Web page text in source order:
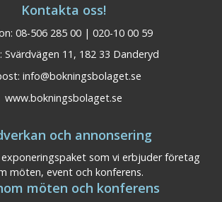
Kontakta oss!
08-506 285 00 | 020-10 00 59
Svärdvägen 11, 182 33 Danderyd
info@bokningsbolaget.se
www.bokningsbolaget.se
och annonsering
som vi erbjuder företag
möten, event och konferens.
möten och konferens